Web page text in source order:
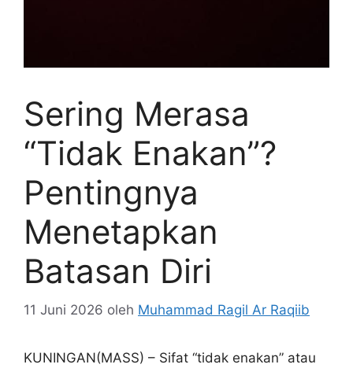
Sering Merasa
“Tidak Enakan”?
Pentingnya
Menetapkan
Batasan Diri
11 Juni 2026 oleh Muhammad Ragil Ar Raqiib
KUNINGAN(MASS) – Sifat “tidak enakan” atau